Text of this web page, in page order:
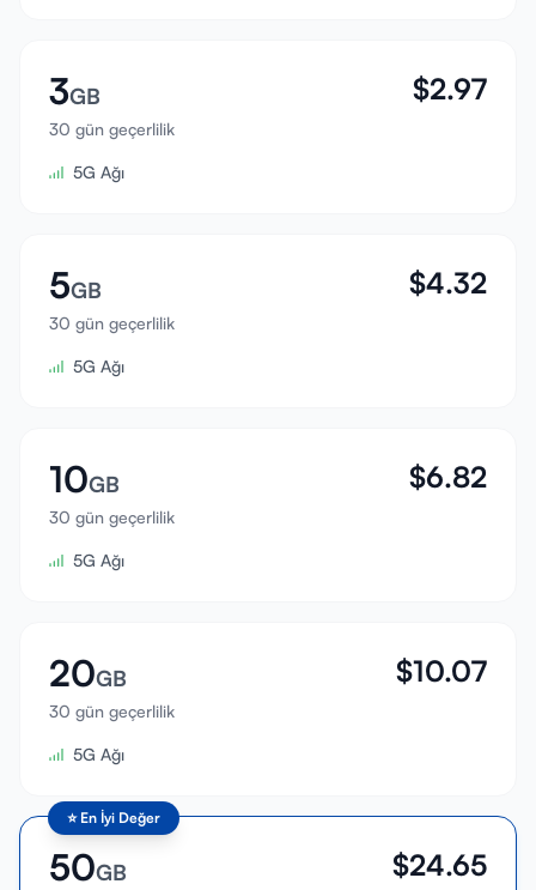
3GB
30 gün geçerlilik
$2.97
5G Ağı
5GB
30 gün geçerlilik
$4.32
5G Ağı
10GB
30 gün geçerlilik
$6.82
5G Ağı
20GB
30 gün geçerlilik
$10.07
5G Ağı
⭐ En İyi Değer
50GB $24.65